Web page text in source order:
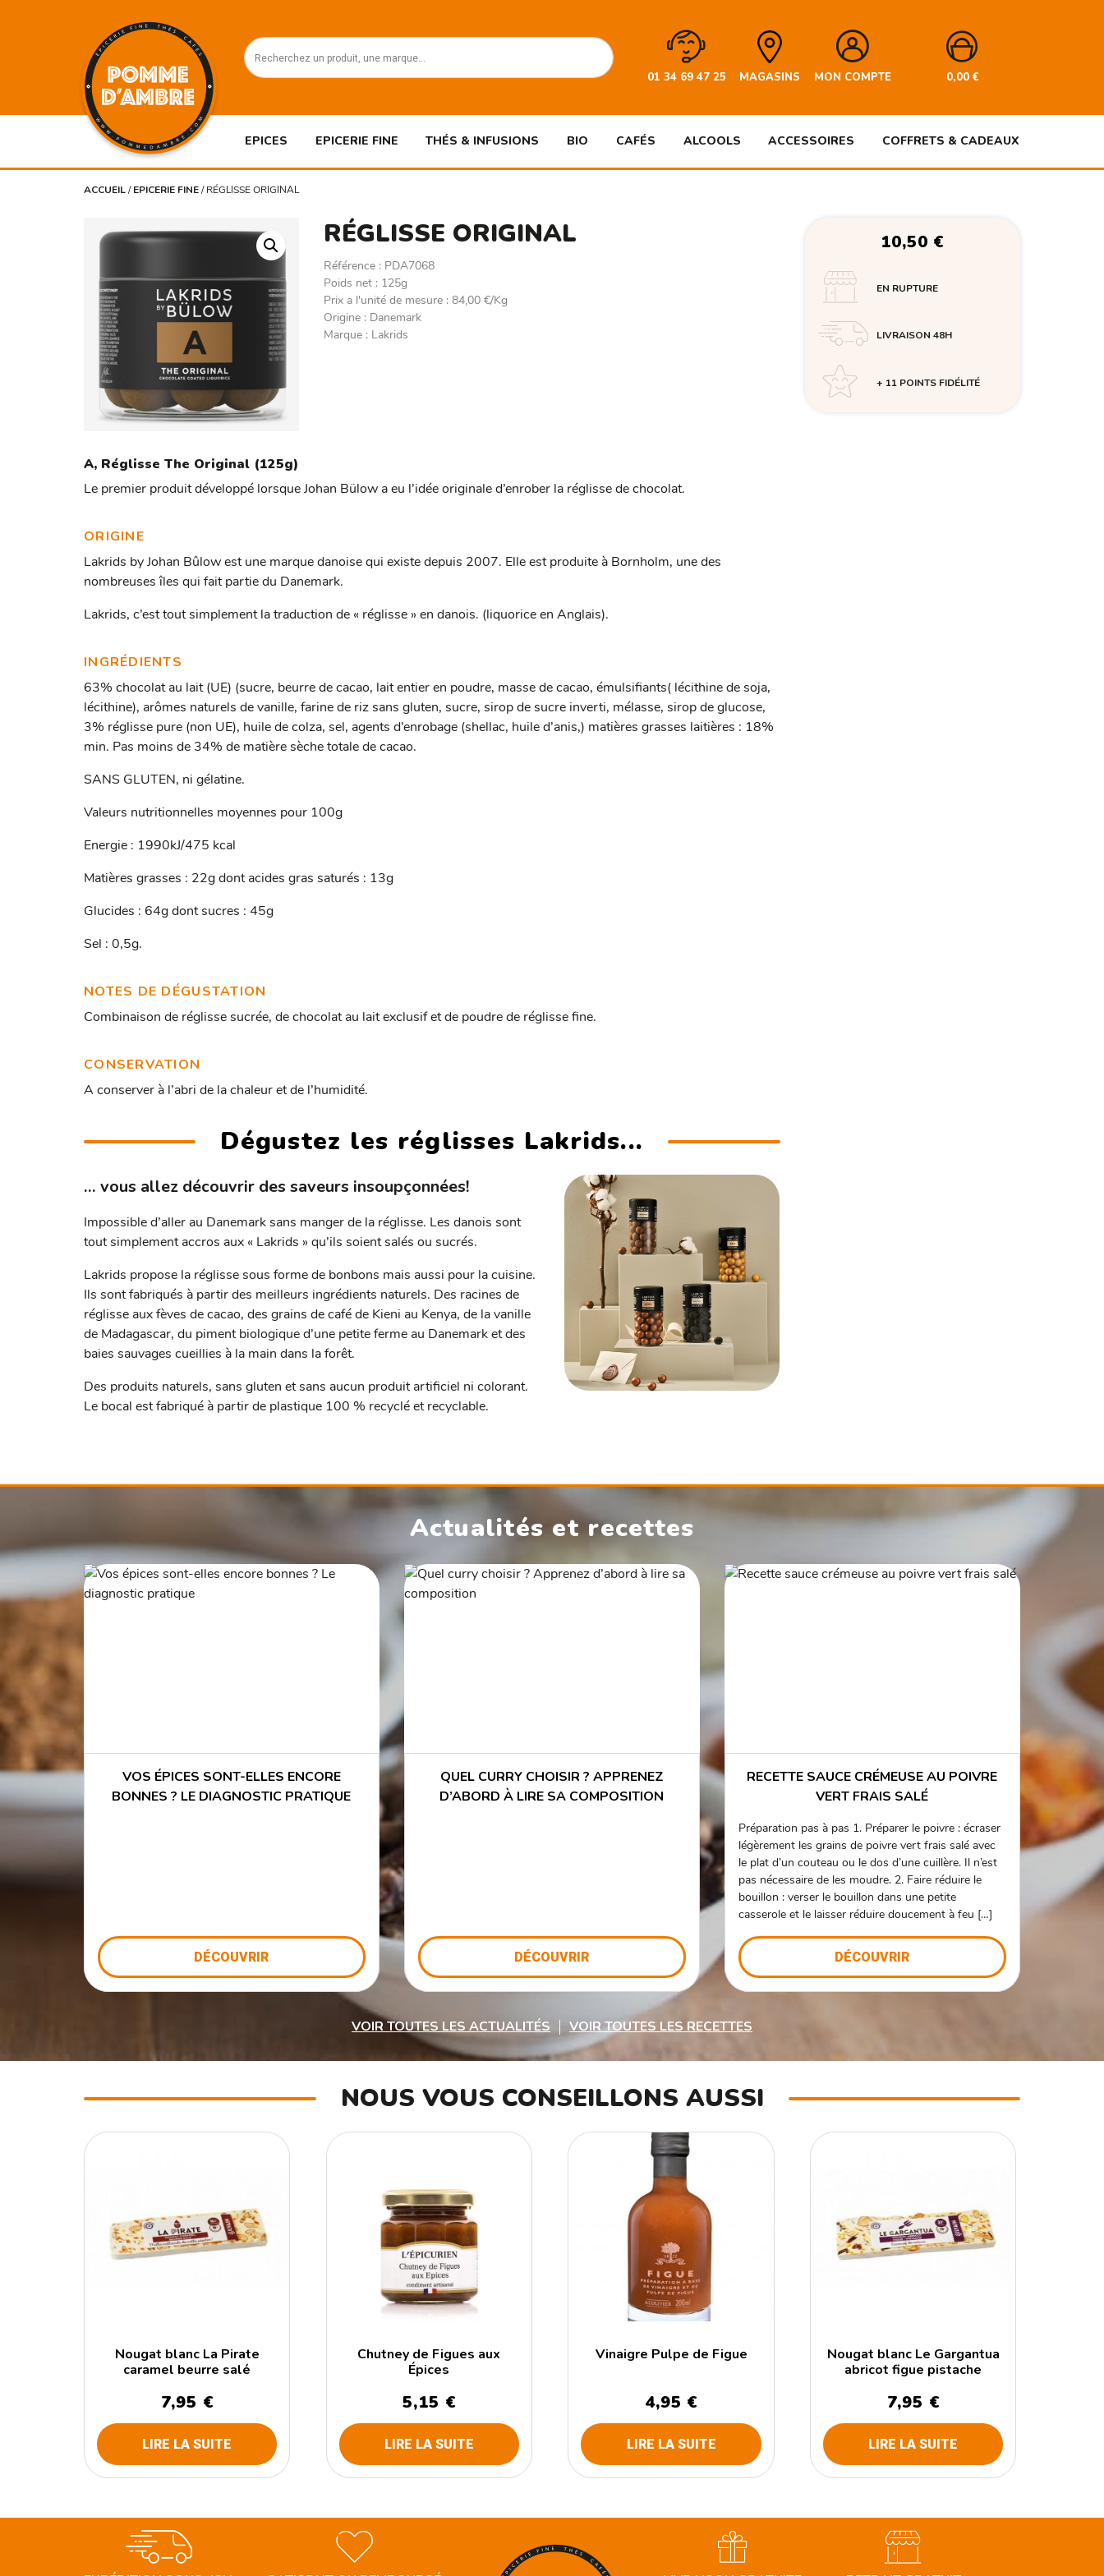
01 34 69 47 25 MAGASINS MON COMPTE 0,00€
EPICES EPICERIE FINE THÉS & INFUSIONS BIO CAFÉS ALCOOLS ACCESSOIRES COFFRETS & CADEAUX
ACCUEIL/EPICERIE FINE/RÉGLISSE ORIGINAL
RÉGLISSE ORIGINAL
Référence : PDA7068
Poids net : 125g
Prix a l'unité de mesure :84,00 €/Kg
Origine : Danemark
Marque : Lakrids
A, Réglisse The Original (125g)
Le premier produit développé lorsque Johan Bülow a eu l’idée originale d’enrober la réglisse de chocolat.
ORIGINE
Lakrids by Johan Bûlow est une marque danoise qui existe depuis 2007. Elle est produite à Bornholm, une des
nombreuses îles qui fait partie du Danemark.
Lakrids, c’est tout simplement la traduction de « réglisse » en danois. (liquorice en Anglais).
INGRÉDIENTS
63% chocolat au lait (UE) (sucre, beurre de cacao, lait entier en poudre, masse de cacao, émulsifiants( lécithine de soja,
lécithine), arômes naturels de vanille, farine de riz sans gluten, sucre, sirop de sucre inverti, mélasse, sirop de glucose,
3% réglisse pure (non UE), huile de colza, sel, agents d’enrobage (shellac, huile d’anis,) matières grasses laitières : 18%
min. Pas moins de 34% de matière sèche totale de cacao.
SANS GLUTEN, ni gélatine.
Valeurs nutritionnelles moyennes pour 100g
Energie : 1990kJ/475 kcal
Matières grasses : 22g dont acides gras saturés : 13g
Glucides : 64g dont sucres : 45g
Sel : 0,5g.
NOTES DE DÉGUSTATION
Combinaison de réglisse sucrée, de chocolat au lait exclusif et de poudre de réglisse fine.
CONSERVATION
A conserver à l’abri de la chaleur et de l’humidité.
Dégustez les réglisses Lakrids...
… vous allez découvrir des saveurs insoupçonnées!
Impossible d’aller au Danemark sans manger de la réglisse. Les danois sont
tout simplement accros aux « Lakrids » qu’ils soient salés ou sucrés.
Lakrids propose la réglisse sous forme de bonbons mais aussi pour la cuisine.
Ils sont fabriqués à partir des meilleurs ingrédients naturels. Des racines de
réglisse aux fèves de cacao, des grains de café de Kieni au Kenya, de la vanille
de Madagascar, du piment biologique d’une petite ferme au Danemark et des
baies sauvages cueillies à la main dans la forêt.
Des produits naturels, sans gluten et sans aucun produit artificiel ni colorant.
Le bocal est fabriqué à partir de plastique 100 % recyclé et recyclable.
10,50 €
EN RUPTURE
LIVRAISON 48H
+ 11 POINTS FIDÉLITÉ
Actualités et recettes
VOS ÉPICES SONT-ELLES ENCORE
BONNES ? LE DIAGNOSTIC PRATIQUE
DÉCOUVRIR
QUEL CURRY CHOISIR ? APPRENEZ
D’ABORD À LIRE SA COMPOSITION
DÉCOUVRIR
RECETTE SAUCE CRÉMEUSE AU POIVRE
VERT FRAIS SALÉ
Préparation pas à pas 1. Préparer le poivre : écraser
légèrement les grains de poivre vert frais salé avec
le plat d’un couteau ou le dos d’une cuillère. Il n’est
pas nécessaire de les moudre. 2. Faire réduire le
bouillon : verser le bouillon dans une petite
casserole et le laisser réduire doucement à feu […]
DÉCOUVRIR
VOIR TOUTES LES ACTUALITÉS VOIR TOUTES LES RECETTES
NOUS VOUS CONSEILLONS AUSSI
Nougat blanc La Pirate
caramel beurre salé
7,95 €
LIRE LA SUITE
Chutney de Figues aux
Épices
5,15 €
LIRE LA SUITE
Vinaigre Pulpe de Figue
4,95 €
LIRE LA SUITE
Nougat blanc Le Gargantua
abricot figue pistache
7,95 €
LIRE LA SUITE